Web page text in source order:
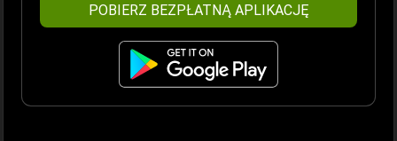
POBIERZ BEZPŁATNĄ APLIKACJĘ